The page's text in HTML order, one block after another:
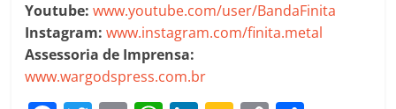
Youtube:www.youtube.com/user/BandaFinita
Instagram:www.instagram.com/finita.metal
Assessoria de Imprensa:
www.wargodspress.com.br